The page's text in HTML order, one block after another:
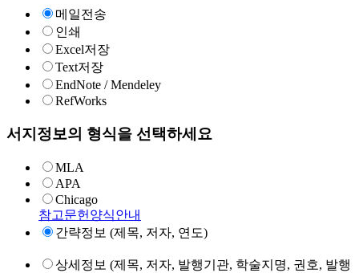
메일전송
인쇄
Excel저장
Text저장
EndNote / Mendeley
RefWorks
서지정보의 형식을 선택하세요
MLA
APA
Chicago
참고문헌양식안내
간략정보 (제목, 저자, 연도)
상세정보 (제목, 저자, 발행기관, 학술지명, 권호, 발행